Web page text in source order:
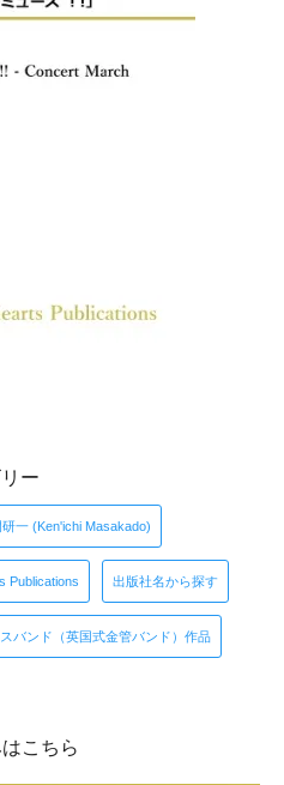
ー
一 (Ken'ichi Masakado)
Publications 出版社名から探す
バンド（英国式金管バンド）作品
こちら